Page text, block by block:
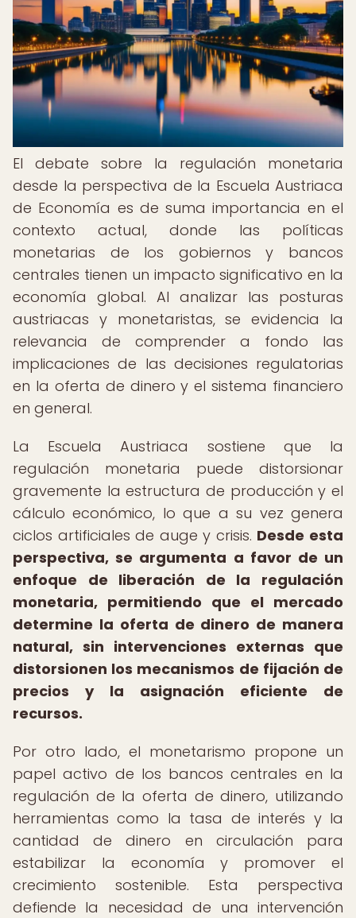
El debate sobre la regulación monetaria
desde la perspectiva de la Escuela Austriaca
de Economía es de suma importancia en el
contexto actual, donde las políticas
monetarias de los gobiernos y bancos
centrales tienen un impacto significativo en la
economía global. Al analizar las posturas
austriacas y monetaristas, se evidencia la
relevancia de comprender a fondo las
implicaciones de las decisiones regulatorias
en la oferta de dinero y el sistema financiero
en general.
La Escuela Austriaca sostiene que la
regulación monetaria puede distorsionar
gravemente la estructura de producción y el
cálculo económico, lo que a su vez genera
ciclos artificiales de auge y crisis. Desde esta
perspectiva, se argumenta a favor de un
enfoque de liberación de la regulación
monetaria, permitiendo que el mercado
determine la oferta de dinero de manera
natural, sin intervenciones externas que
distorsionen los mecanismos de fijación de
precios y la asignación eficiente de
recursos.
Por otro lado, el monetarismo propone un
papel activo de los bancos centrales en la
regulación de la oferta de dinero, utilizando
herramientas como la tasa de interés y la
cantidad de dinero en circulación para
estabilizar la economía y promover el
crecimiento sostenible. Esta perspectiva
defiende la necesidad de una intervención